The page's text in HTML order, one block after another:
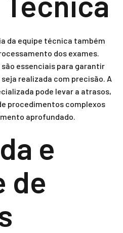
da equipe técnica também
dos exames.
essenciais para garantir
realizada com precisão. A
pode levar a atrasos,
procedimentos complexos
aprofundado.
e
de